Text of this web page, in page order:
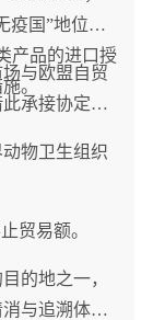
疫国”地位，
产品的进口授
。
与欧盟自贸
承接协定框
物卫生组织
贸易额。
的地之一，
与追溯体系